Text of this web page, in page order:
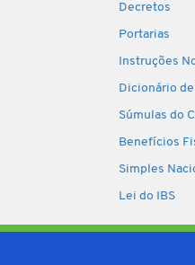
Decretos
Portarias
Instruções
Dicionário
Súmulas do
Benefícios
Simples
Lei do IBS